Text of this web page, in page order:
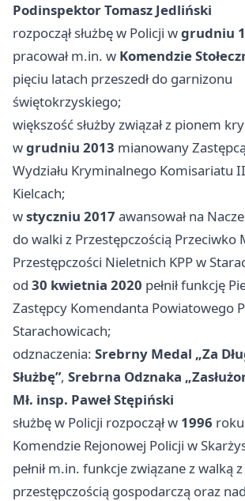
Podinspektor Tomasz Jedliński
rozpoczął służbę w Policji wgrudniu
pracował m.in. w Komendzie
pięciu latach przeszedł do garnizonu
świętokrzyskiego;
większość służby związał z pionem
wgrudniu 2013 mianowany
Wydziału Kryminalnego Komisariatu
Kielcach;
wstyczniu 2017 awansował na
do walki z Przestępczością Przeciwko
Przestępczości Nieletnich KPP w
od 30 kwietnia 2020 pełnił funkcję
Zastępcy Komendanta Powiatowego
Starachowicach;
odznaczenia: Srebrny Medal „Za
Służbę”, Srebrna Odznaka
Mł. insp. Paweł Stępiński
służbę w Policji rozpoczął w 1996
Komendzie Rejonowej Policji w
pełnił m.in. funkcje związane z walką z
przestępczością gospodarczą oraz